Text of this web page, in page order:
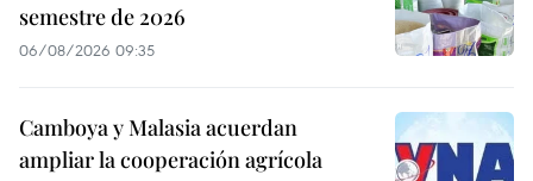
semestre de 2026
06/08/2026 09:35
Camboya y Malasia acuerdan
ampliar la cooperación agrícola